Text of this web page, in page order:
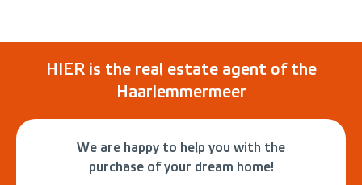
HIER is the real estate agent of the
Haarlemmermeer
We are happy to help you with the
purchase of your dream home!